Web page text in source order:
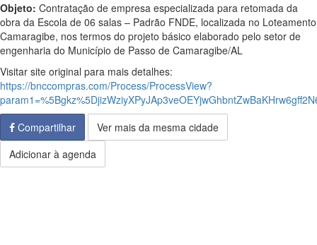
Objeto: Contratação de empresa especializada para retomada da
obra da Escola de 06 salas – Padrão FNDE, localizada no Loteamento
Camaragibe, nos termos do projeto básico elaborado pelo setor de
engenharia do Município de Passo de Camaragibe/AL
Visitar site original para mais detalhes:
https://bnccompras.com/Process/ProcessView?
Compartilhar
Ver mais da mesma cidade
Adicionar à agenda